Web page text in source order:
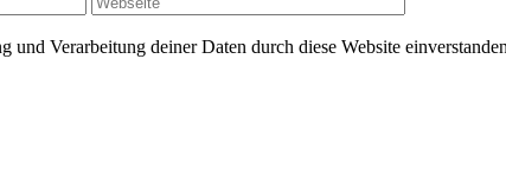
Verarbeitung deiner Daten durch diese Website